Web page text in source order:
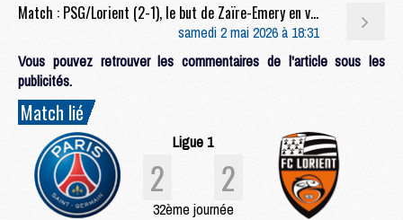
Match : PSG/Lorient (2-1), le but de Zaïre-Emery en video
samedi 2 mai 2026 à 18:31
Vous pouvez retrouver les commentaires de l'article sous les
publicités.
Match lié
Ligue 1
2 2
32ème journée